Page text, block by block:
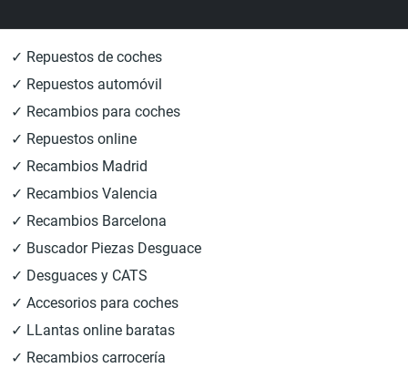
✓ Repuestos de coches
✓ Repuestos automóvil
✓ Recambios para coches
✓ Repuestos online
✓ Recambios Madrid
✓ Recambios Valencia
✓ Recambios Barcelona
✓ Buscador Piezas Desguace
✓ Desguaces y CATS
✓ Accesorios para coches
✓ LLantas online baratas
✓ Recambios carrocería